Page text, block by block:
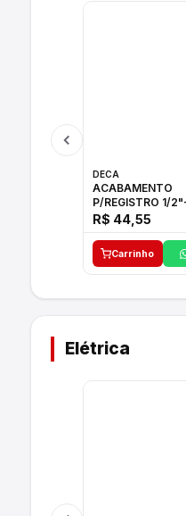
DECA
ACABAMENTO
P/REGISTRO 1/
1"C21.PQ DECA
R$ 44,55
Carrinho
Elétrica